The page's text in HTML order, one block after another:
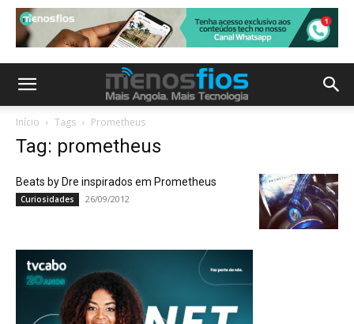
Início Tags Prometheus
Tag: prometheus
Beats by Dre inspirados em Prometheus
Curiosidades 26/09/2012